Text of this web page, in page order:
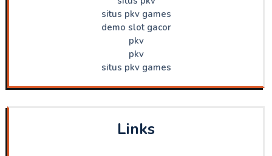
situs pkv games
demo slot gacor
pkv
pkv
situs pkv games
Links